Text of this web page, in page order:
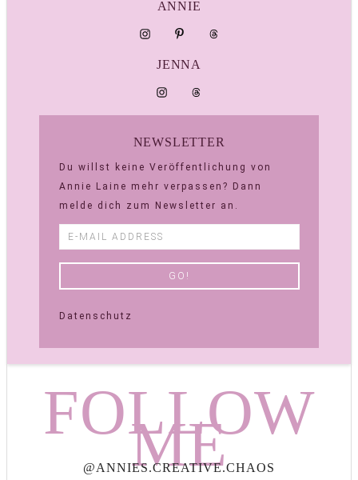
ANNIE
JENNA
NEWSLETTER
Du willst keine Veröffentlichung von
Annie Laine mehr verpassen? Dann
melde dich zum Newsletter an.
Datenschutz
FOLLOW
ME
@ANNIES.CREATIVE.CHAOS